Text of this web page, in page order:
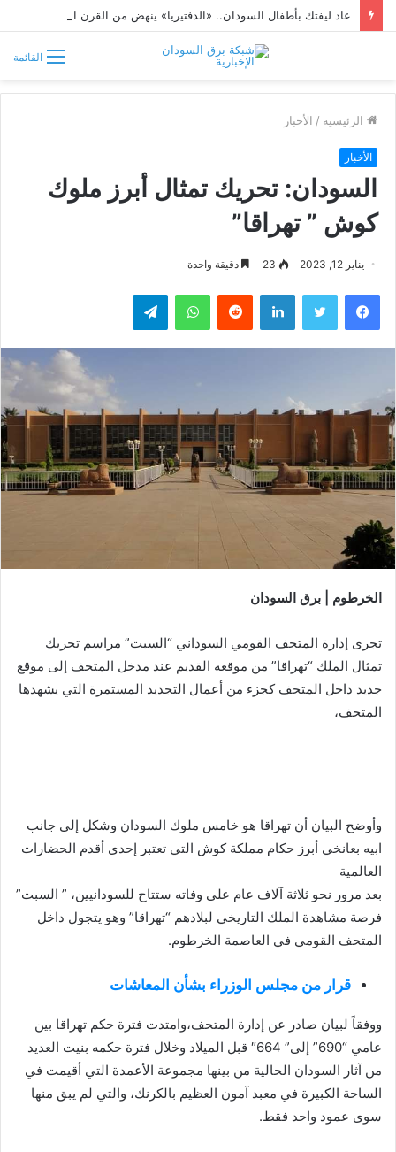
عاد ليفتك بأطفال السودان.. «الدفتيريا» ينهض من القرن الـ 19
القائمة
الرئيسية / الأخبار
الأخبار
السودان: تحريك تمثال أبرز ملوك
كوش ” تهراقا”
يناير 12, 2023 23 دقيقة واحدة
فيسبوك تويتر لينكدإن واتساب تيلقرام
الخرطوم | برق السودان
تجرى إدارة المتحف القومي السوداني “السبت” مراسم تحريك
تمثال الملك “تهراقا” من موقعه القديم عند مدخل المتحف إلى موقع
جديد داخل المتحف كجزء من أعمال التجديد المستمرة التي يشهدها
المتحف،
وأوضح البيان أن تهراقا هو خامس ملوك السودان وشكل إلى جانب
ابيه بعانخي أبرز حكام مملكة كوش التي تعتبر إحدى أقدم الحضارات
العالمية
بعد مرور نحو ثلاثة آلاف عام على وفاته ستتاح للسودانيين، ” السبت”
فرصة مشاهدة الملك التاريخي لبلادهم “تهراقا” وهو يتجول داخل
المتحف القومي في العاصمة الخرطوم.
قرار من مجلس الوزراء بشأن المعاشات
ووفقاً لبيان صادر عن إدارة المتحف،وامتدت فترة حكم تهراقا بين
عامي “690” إلى” 664″ قبل الميلاد وخلال فترة حكمه بنيت العديد
من آثار السودان الحالية من بينها مجموعة الأعمدة التي أقيمت في
الساحة الكبيرة في معبد آمون العظيم بالكرنك، والتي لم يبق منها
سوى عمود واحد فقط.